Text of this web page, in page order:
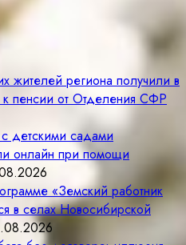
жителей региона получили в
к пенсии от Отделения СФР
детскими садами
онлайн при помощи
«Земский работник
в селах Новосибирской